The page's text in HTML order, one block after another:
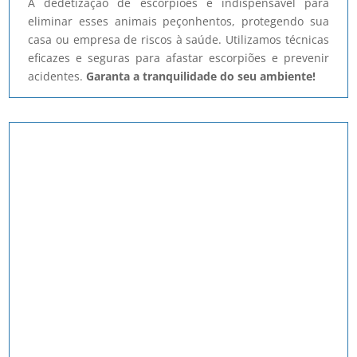
eliminar esses animais peçonhentos, protegendo sua
casa ou empresa de riscos à saúde. Utilizamos técnicas
eficazes e seguras para afastar escorpiões e prevenir
acidentes. Garanta a tranquilidade do seu ambiente!